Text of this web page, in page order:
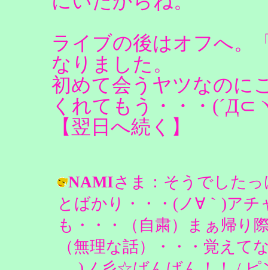
ライブの後はオフへ。
なりました。
初めて会うヤツなのに
くれてもう・・・(´Д⊂
【翌日へ続く】
NAMIさま：そうでした
とばかり・・・(ノ∀｀)ア
も・・・（自粛）まぁ帰り
（無理な話）・・・覚え